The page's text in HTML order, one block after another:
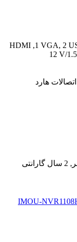
1 HDMI ,1 VGA, 2
12 V/
هارد
2 سال گارانتی اصلی معتبر, 2 سال گارانتی